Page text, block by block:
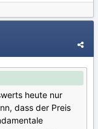
heute nur
dass der Preis